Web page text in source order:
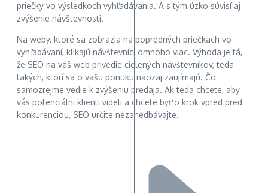
priečky vo výsledkoch vyhľadávania. A s tým úzko súvisí aj
zvýšenie návštevnosti.
Na weby, ktoré sa zobrazia na popredných priečkach vo
vyhľadávaní, klikajú návštevníci omnoho viac. Výhoda je tá,
že SEO na váš web privedie cielených návštevníkov, teda
takých, ktorí sa o vašu ponuku naozaj zaujímajú. Čo
samozrejme vedie k zvýšeniu predaja. Ak teda chcete, aby
vás potenciálni klienti videli a chcete byť o krok vpred pred
konkurenciou, SEO určite nezanedbávajte.